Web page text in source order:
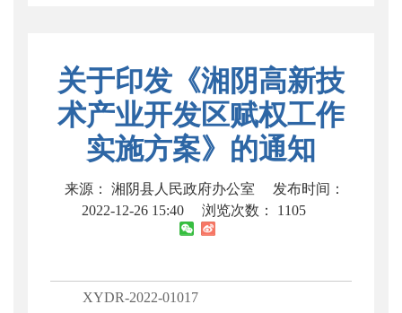
关于印发《湘阴高新技
术产业开发区赋权工作
实施方案》的通知
来源： 湘阴县人民政府办公室
发布时间：
2022-12-26 15:40
浏览次数： 1105
XYDR-2022-01017